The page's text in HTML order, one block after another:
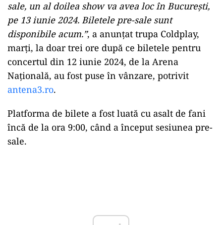
sale, un al doilea show va avea loc în București,
pe 13 iunie 2024. Biletele pre-sale sunt
disponibile acum.”, a anunțat trupa Coldplay,
marți, la doar trei ore după ce biletele pentru
concertul din 12 iunie 2024, de la Arena
Națională, au fost puse în vânzare, potrivit
antena3.ro.
Platforma de bilete a fost luată cu asalt de fani
încă de la ora 9:00, când a început sesiunea pre-
sale.